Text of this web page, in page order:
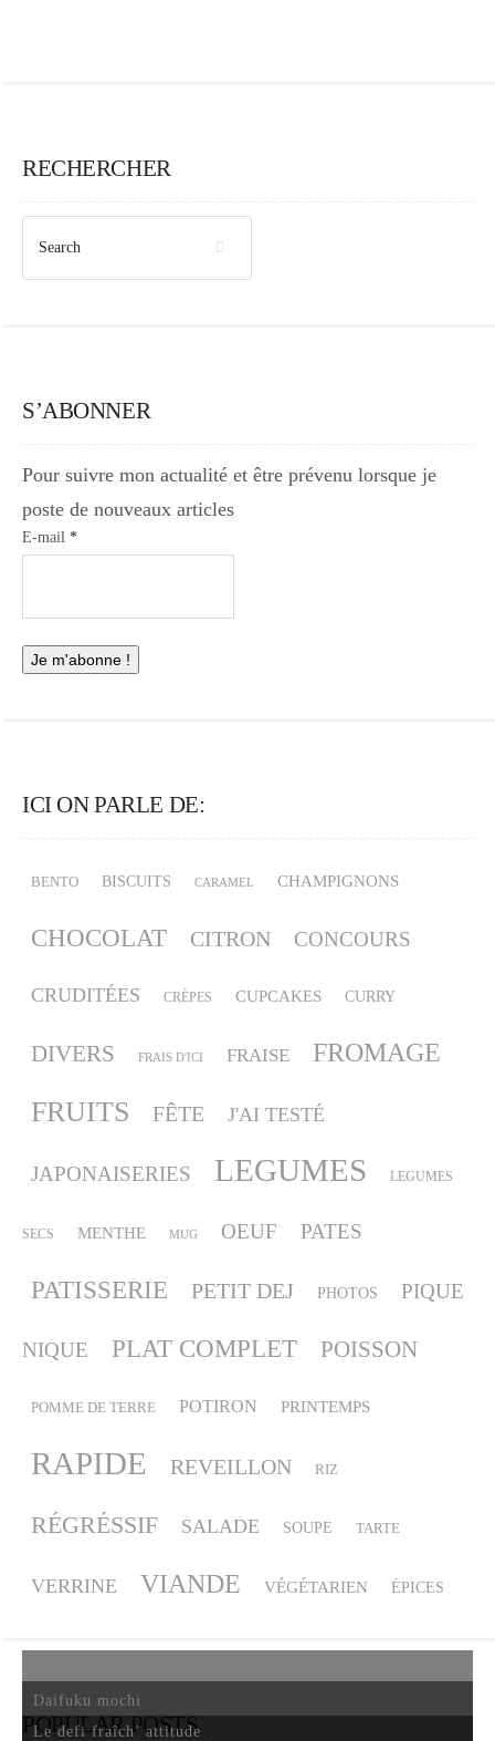
RECHERCHER
S’ABONNER
Pour suivre mon actualité et être prévenu lorsque je
poste de nouveaux articles
E-mail *
ICI ON PARLE DE:
BENTO BISCUITS CARAMEL CHAMPIGNONS
CHOCOLAT CITRON CONCOURS
CRUDITÉES CRÈPES CUPCAKES CURRY
DIVERS FRAIS D'ICI FRAISE FROMAGE
FRUITS FÊTE J'AI TESTÉ
JAPONAISERIES LEGUMES LEGUMES
SECS MENTHE MUG OEUF PATES
PATISSERIE PETIT DEJ PHOTOS PIQUE
NIQUE PLAT COMPLET POISSON
POMME DE TERRE POTIRON PRINTEMPS
RAPIDE REVEILLON RIZ
RÉGRÉSSIF SALADE SOUPE TARTE
VERRINE VIANDE VÉGÉTARIEN ÉPICES
POPULAR POSTS
Daifuku mochi
Le defi fraîch’ attitude